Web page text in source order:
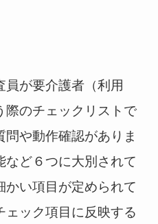
が要介護者（利用
際のチェックリストで
や動作確認がありま
など６つに大別されて
かい項目が定められて
ェック項目に反映する